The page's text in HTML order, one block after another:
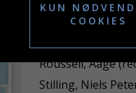
Litteratur
Petersen, Steen
Roussell, Aage
Stilling, Niels
KUN
COOKIES